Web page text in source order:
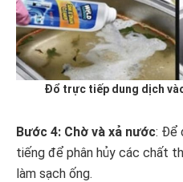
Đổ trực tiếp dung dịch
Bước 4: Chờ và xả nước: Để
tiếng để phân hủy các chất
làm sạch ống.